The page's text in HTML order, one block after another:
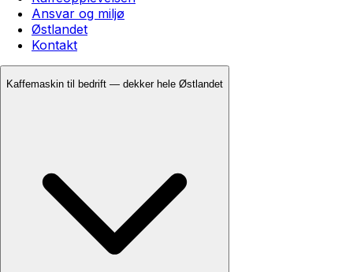
Ansvar og miljø
Østlandet
Kontakt
Kaffemaskin til bedrift — dekker hele Østlandet